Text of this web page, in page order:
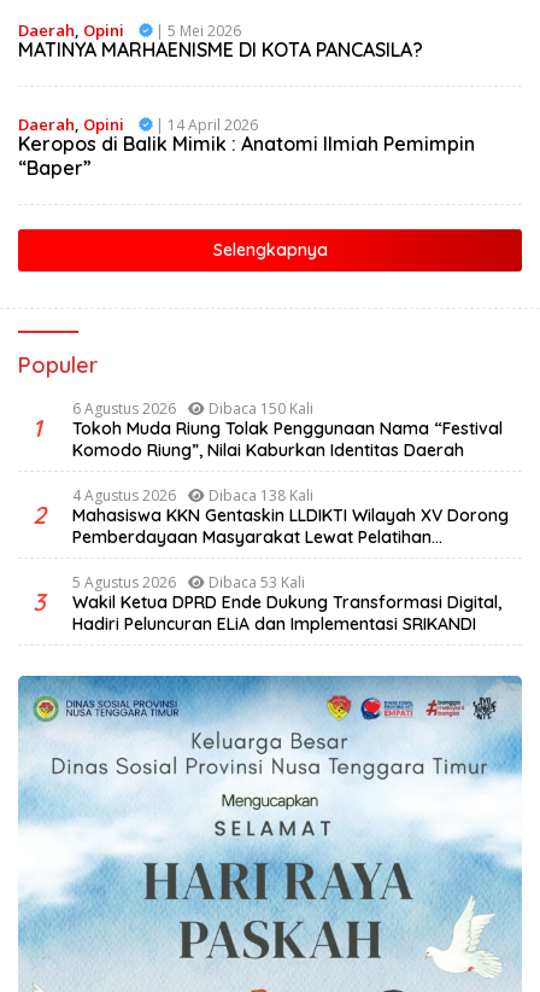
Daerah, Opini | 5 Mei 2026
MATINYA MARHAENISME DI KOTA PANCASILA?
Daerah, Opini | 14 April 2026
Keropos di Balik Mimik : Anatomi Ilmiah Pemimpin
“Baper”
Selengkapnya
Populer
1
6 Agustus 2026 Dibaca 150 Kali
Tokoh Muda Riung Tolak Penggunaan Nama “Festival
Komodo Riung”, Nilai Kaburkan Identitas Daerah
2
4 Agustus 2026 Dibaca 138 Kali
Mahasiswa KKN Gentaskin LLDIKTI Wilayah XV Dorong
Pemberdayaan Masyarakat Lewat Pelatihan
Pengolahan Hasil Alam di Desa Sisir
3
5 Agustus 2026 Dibaca 53 Kali
Wakil Ketua DPRD Ende Dukung Transformasi Digital,
Hadiri Peluncuran ELiA dan Implementasi SRIKANDI